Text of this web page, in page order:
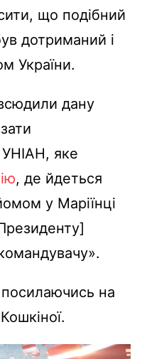
що подібний
дотриманий і
України.
дану
УНІАН, яке
, де йдеться
у Маріїнці
на